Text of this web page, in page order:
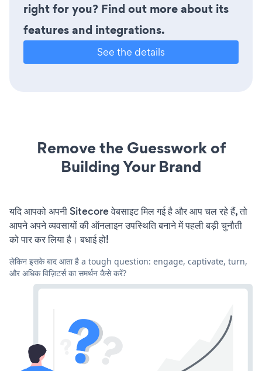
right for you? Find out more about its
features and integrations.
See the details
Remove the Guesswork of
Building Your Brand
यदि आपको अपनी Sitecore वेबसाइट मिल गई है और आप चल रहे हैं, तो
आपने अपने व्यवसायों की ऑनलाइन उपस्थिति बनाने में पहली बड़ी चुनौती
को पार कर लिया है। बधाई हो!
लेकिन इसके बाद आता है a tough question: engage, captivate, turn,
और अधिक विज़िटर्स का समर्थन कैसे करें?